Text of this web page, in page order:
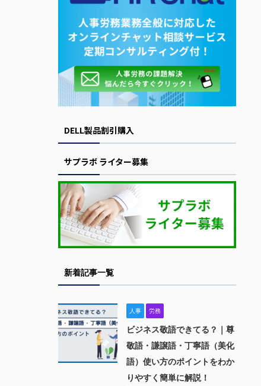
DELL製品割引購入
サプラボ ライター募集
新着記事一覧
人事 労務
ビジネス敬語できてる？｜尊
敬語・謙譲語・丁寧語（美化
語）使い方のポイントをわか
りやすく簡単に解説！